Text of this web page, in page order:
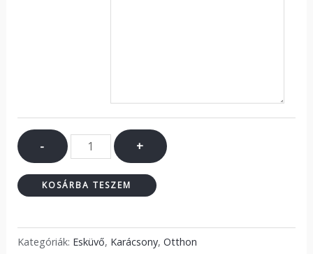
- +
KOSÁRBA TESZEM
Kategóriák: Esküvő, Karácsony, Otthon